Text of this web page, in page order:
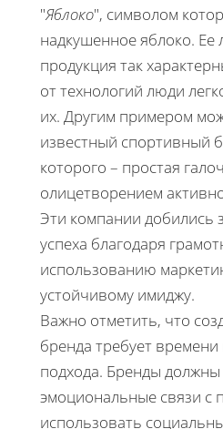
"Яблоко", символом
надкушенное яблоко. Ее
продукция так
от технологий люди
их. Другим примером
известный спортивный
которого – простая
олицетворением
Эти компании добились
успеха благодаря
использованию
устойчивому имиджу.
Важно отметить, что
бренда требует времени
подхода. Бренды
эмоциональные связи с
использовать